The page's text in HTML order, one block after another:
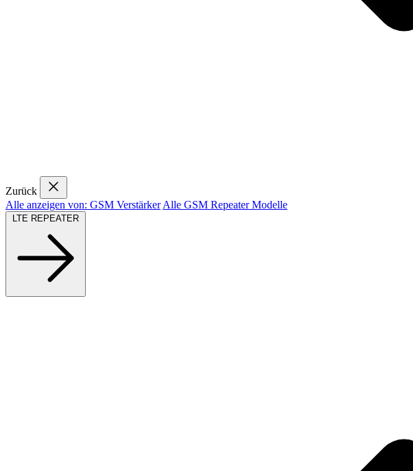
Zurück
Alle anzeigen von: GSM Verstärker Alle GSM Repeater Modelle
LTE REPEATER